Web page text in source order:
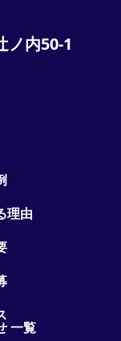
ノ内50-1
理由
一覧